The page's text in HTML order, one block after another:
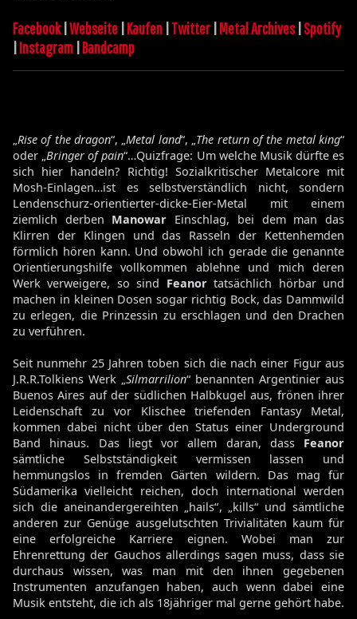
Facebook|Webseite | Kaufen | Twitter | Metal Archives|Spotify
| Instagram | Bandcamp
Rise of the dragon“, „ Metal land“, „ The return of the metal king“
oder „ Bringer of pain“…Quizfrage: Um welche Musik dürfte es
sich hier handeln? Richtig! Sozialkritischer Metalcore mit
Mosh-Einlagen…ist es selbstverständlich nicht, sondern
Lendenschurz-orientierter-dicke-Eier-Metal mit einem
ziemlich derben Manowar Einschlag, bei dem man das
Klirren der Klingen und das Rasseln der Kettenhemden
förmlich hören kann. Und obwohl ich gerade die genannte
Orientierungshilfe vollkommen ablehne und mich deren
Werk verweigere, so sind Feanortatsächlich hörbar und
machen in kleinen Dosen sogar richtig Bock, das Dammwild
zu erlegen, die Prinzessin zu erschlagen und den Drachen
zu verführen.
Seit nunmehr 25 Jahren toben sich die nach einer Figur aus
J.R.R.Tolkiens Werk „ Silmarrilion“ benannten Argentinier aus
Buenos Aires auf der südlichen Halbkugel aus, frönen ihrer
Leidenschaft zu vor Klischee triefenden Fantasy Metal,
kommen dabei nicht über den Status einer Underground
Band hinaus. Das liegt vor allem daran, dass Feanor
sämtliche Selbstständigkeit vermissen lassen und
hemmungslos in fremden Gärten wildern. Das mag für
Südamerika vielleicht reichen, doch international werden
sich die aneinandergereihten „hails“, „kills“ und sämtliche
anderen zur Genüge ausgelutschten Trivialitäten kaum für
eine erfolgreiche Karriere eignen. Wobei man zur
Ehrenrettung der Gauchos allerdings sagen muss, dass sie
durchaus wissen, was man mit den ihnen gegebenen
Instrumenten anzufangen haben, auch wenn dabei eine
Musik entsteht, die ich als 18jähriger mal gerne gehört habe.